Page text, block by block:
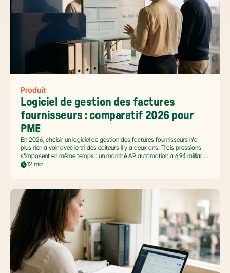
Produit
Logiciel de gestion des factures
fournisseurs : comparatif 2026 pour
PME
En 2026, choisir un logiciel de gestion des factures fournisseurs n'a
plus rien à voir avec le tri des éditeurs il y a deux ans. Trois pressions
s'imposent en même temps : un marché AP automation à 6,94 milliards
USD en pleine accélération, une réforme facture électronique 2026 qui
de traitement, selon Forrester 2026). Ce comparatif passe en revue 8
outils pertinents pour les PME françaises et le positionnement de Libeo
dans ce paysage en mouvement.
12 min